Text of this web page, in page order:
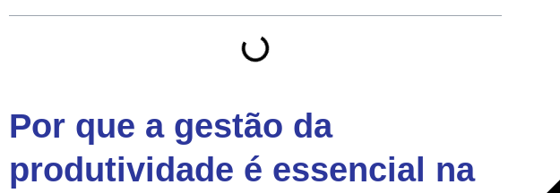
Por que a gestão da
produtividade é essencial na